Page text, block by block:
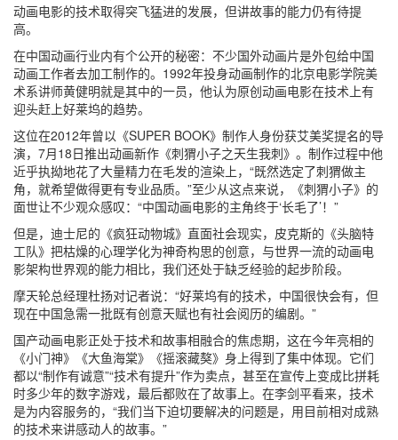
动画电影的技术取得突飞猛进的发展，但讲故事的能力仍有待提
高。
在中国动画行业内有个公开的秘密：不少国外动画片是外包给中国
动画工作者去加工制作的。1992年投身动画制作的北京电影学院美
术系讲师黄健明就是其中的一员，他认为原创动画电影在技术上有
迎头赶上好莱坞的趋势。
这位在2012年曾以《SUPER BOOK》制作人身份获艾美奖提名的导
演，7月18日推出动画新作《刺猬小子之天生我刺》。制作过程中他
近乎执拗地花了大量精力在毛发的渲染上，“既然选定了刺猬做主
角，就希望做得更有专业品质。”至少从这点来说，《刺猬小子》的
面世让不少观众感叹：“中国动画电影的主角终于‘长毛了’！”
但是，迪士尼的《疯狂动物城》直面社会现实，皮克斯的《头脑特
工队》把枯燥的心理学化为神奇构思的创意，与世界一流的动画电
影架构世界观的能力相比，我们还处于缺乏经验的起步阶段。
摩天轮总经理杜扬对记者说：“好莱坞有的技术，中国很快会有，但
现在中国急需一批既有创意天赋也有社会阅历的编剧。”
国产动画电影正处于技术和故事相融合的焦虑期，这在今年亮相的
《小门神》《大鱼海棠》《摇滚藏獒》身上得到了集中体现。它们
都以“制作有诚意”“技术有提升”作为卖点，甚至在宣传上变成比拼耗
时多少年的数字游戏，最后都败在了故事上。在李剑平看来，技术
是为内容服务的，“我们当下迫切要解决的问题是，用目前相对成熟
的技术来讲感动人的故事。”